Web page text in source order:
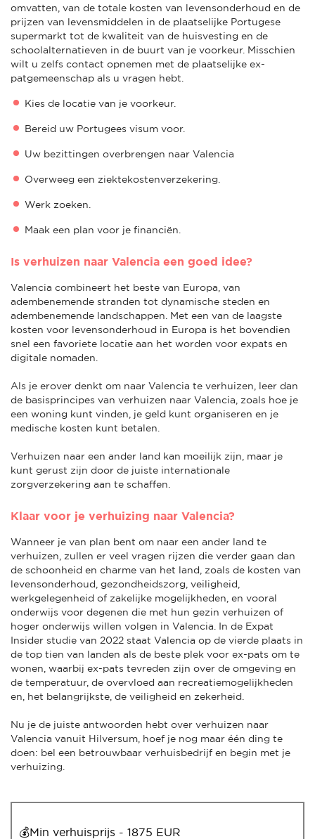
omvatten, van de totale kosten van levensonderhoud en de
prijzen van levensmiddelen in de plaatselijke Portugese
supermarkt tot de kwaliteit van de huisvesting en de
schoolalternatieven in de buurt van je voorkeur. Misschien
wilt u zelfs contact opnemen met de plaatselijke ex-
patgemeenschap als u vragen hebt.
Kies de locatie van je voorkeur.
Bereid uw Portugees visum voor.
Uw bezittingen overbrengen naar Valencia
Overweeg een ziektekostenverzekering.
Werk zoeken.
Maak een plan voor je financiën.
Is verhuizen naar Valencia een goed idee?
Valencia combineert het beste van Europa, van
adembenemende stranden tot dynamische steden en
adembenemende landschappen. Met een van de laagste
kosten voor levensonderhoud in Europa is het bovendien
snel een favoriete locatie aan het worden voor expats en
digitale nomaden.
Als je erover denkt om naar Valencia te verhuizen, leer dan
de basisprincipes van verhuizen naar Valencia, zoals hoe je
een woning kunt vinden, je geld kunt organiseren en je
medische kosten kunt betalen.
Verhuizen naar een ander land kan moeilijk zijn, maar je
kunt gerust zijn door de juiste internationale
zorgverzekering aan te schaffen.
Klaar voor je verhuizing naar Valencia?
Wanneer je van plan bent om naar een ander land te
verhuizen, zullen er veel vragen rijzen die verder gaan dan
de schoonheid en charme van het land, zoals de kosten van
levensonderhoud, gezondheidszorg, veiligheid,
werkgelegenheid of zakelijke mogelijkheden, en vooral
onderwijs voor degenen die met hun gezin verhuizen of
hoger onderwijs willen volgen in Valencia. In de Expat
Insider studie van 2022 staat Valencia op de vierde plaats in
de top tien van landen als de beste plek voor ex-pats om te
wonen, waarbij ex-pats tevreden zijn over de omgeving en
de temperatuur, de overvloed aan recreatiemogelijkheden
en, het belangrijkste, de veiligheid en zekerheid.
Nu je de juiste antwoorden hebt over verhuizen naar
Valencia vanuit Hilversum, hoef je nog maar één ding te
doen: bel een betrouwbaar verhuisbedrijf en begin met je
verhuizing.
💰Min verhuisprijs - 1875 EUR